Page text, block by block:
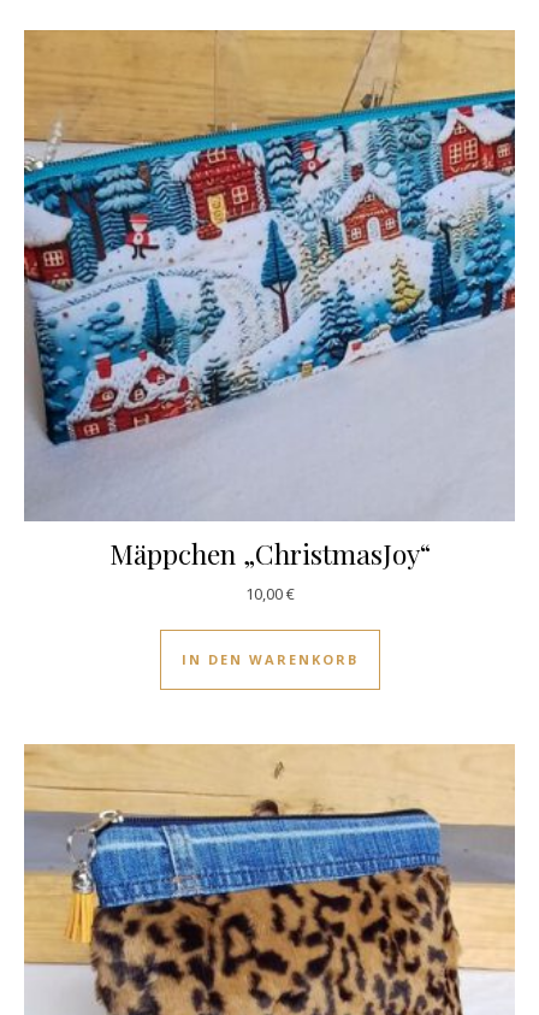
Mäppchen „ChristmasJoy“
10,00€
IN DEN WARENKORB